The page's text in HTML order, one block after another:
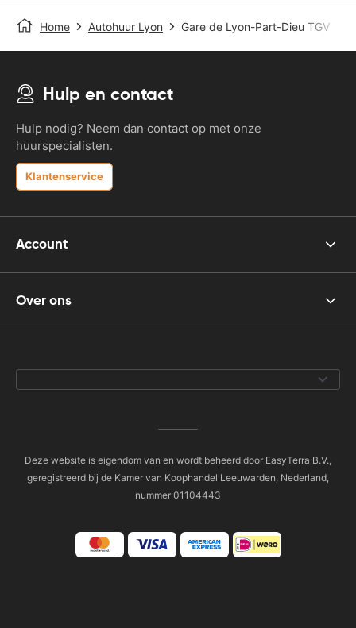
Home Autohuur Lyon Gare de Lyon-Part-Dieu TGV
Hulp en contact
Hulp nodig? Neem dan contact op met onze
huurspecialisten.
Klantenservice
Account
Over ons
Deze website is eigendom van en wordt beheerd door EasyTerra B.V.,
geregistreerd bij de Kamer van Koophandel Leeuwarden, Nederland,
nummer 01104443